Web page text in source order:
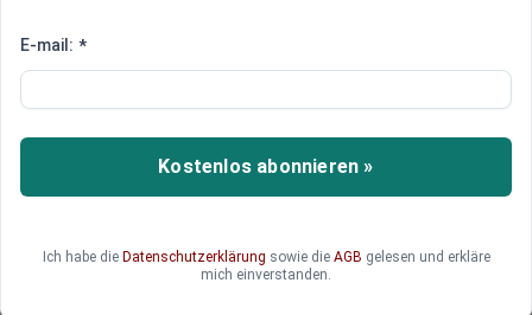
Im Visier der Cyberangriffe:
Mittelpunkt stehen
Anstieg der Cyberangriffe in Deutschland: Die
Politik und das Bundesamt für Sicherheit in der
Gleichzeitig sind weitere Maßnahmen
E-mail: *
Kostenlos abonnieren »
Ich habe die Datenschutzerklärung sowie die AGB gelesen und erkläre
mich einverstanden.